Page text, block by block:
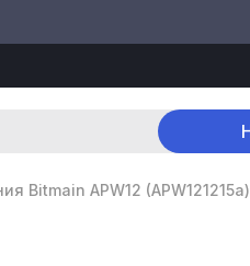
Bitmain APW12 (APW121215a)